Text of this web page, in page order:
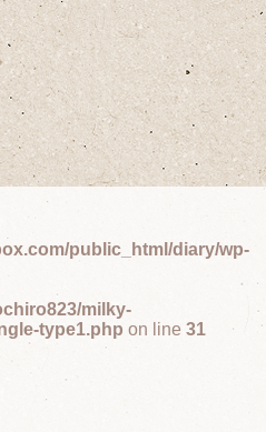
public_html/diary/wp-
milky-
type1.php on line 31